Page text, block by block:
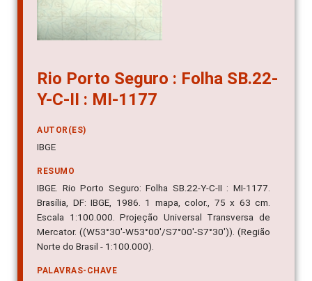
Rio Porto Seguro : Folha SB.22-
Y-C-II : MI-1177
AUTOR(ES)
IBGE
RESUMO
IBGE. Rio Porto Seguro: Folha SB.22-Y-C-II : MI-1177.
Brasília, DF: IBGE, 1986. 1 mapa, color., 75 x 63 cm.
Escala 1:100.000. Projeção Universal Transversa de
Mercator. ((W53°30'-W53°00'/S7°00'-S7°30')). (Região
Norte do Brasil - 1:100.000).
PALAVRAS-CHAVE